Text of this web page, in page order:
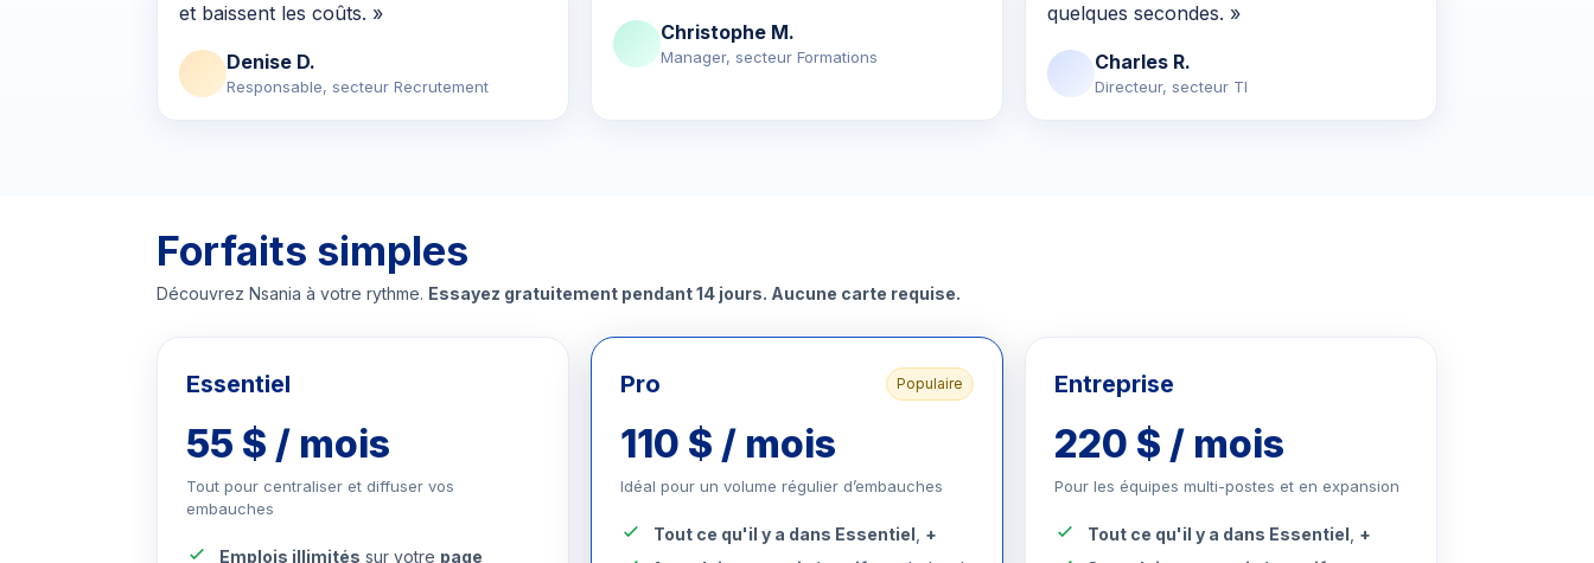
et baissent les coûts. »
Denise D.
Responsable, secteur Recrutement
Christophe M.
Manager, secteur Formations
quelques secondes. »
Charles R.
Directeur, secteur TI
Forfaits simples
Découvrez Nsania à votre rythme. Essayez gratuitement pendant 14 jours. Aucune carte requise.
Essentiel
55 $ / mois
Tout pour centraliser et diffuser vos
embauches
Emplois illimités sur votre page
Pro Populaire
110 $ / mois
Idéal pour un volume régulier d’embauches
Tout ce qu'il y a dans Essentiel +
Entreprise
220 $ / mois
Pour les équipes multi-postes et en expansion
Tout ce qu'il y a dans Essentiel +